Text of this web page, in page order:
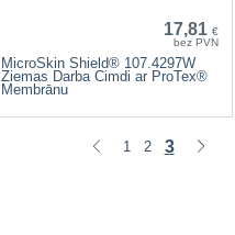
17,81 €
bez PVN
MicroSkin Shield® 107.4297W
Ziemas Darba Cimdi ar ProTex®
Membrānu
1 2 3